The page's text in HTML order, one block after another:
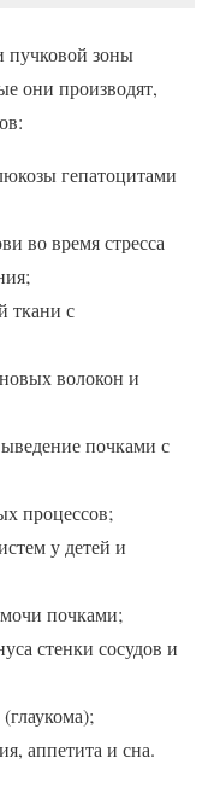
пучковой зоны
они производят,
гепатоцитами
во время стресса
ткани с
волокон и
почками с
процессов;
у детей и
почками;
стенки сосудов и
аппетита и сна.